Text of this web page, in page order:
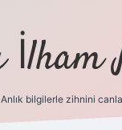
İlham
Anlık bilgilerle zihnini